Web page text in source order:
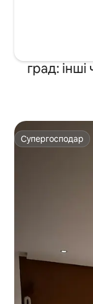
град:
Супергосподар
Супергосподар